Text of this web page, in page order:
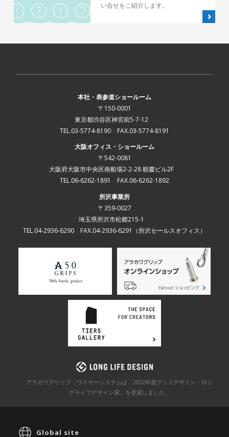
い合せをご紹介します。
本社・表参道ショールーム
〒150-0001
東京都渋谷区神宮前5-7-12
TEL.03-5774-8190 FAX.03-5774-8191
大阪オフィス・ショールーム
〒542-0081
大阪府大阪市中央区南船場2-2-28 順慶ビル2F
TEL.06-6262-1891 FAX.06-6262-1892
所沢事業所
〒359-0027
埼玉県所沢市松郷215-1
TEL.04-2936-6290 FAX.04-2936-6291 （所沢セールスオフィス）
アラカワグリップ・ワイヤーシステムは「2022年度グッドデザイン・ロン
グライフデザイン賞」を受賞しました。
Global site